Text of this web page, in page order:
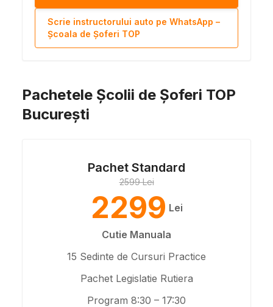
Scrie instructorului auto pe WhatsApp –
Școala de Șoferi TOP
Pachetele Școlii de Șoferi TOP
București
Pachet Standard
2599 Lei
2299 Lei
Cutie Manuala
15 Sedinte de Cursuri Practice
Pachet Legislatie Rutiera
Program 8:30 – 17:30